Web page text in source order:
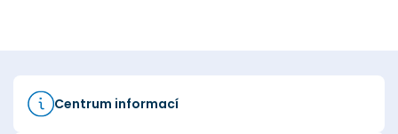
Centrum informací